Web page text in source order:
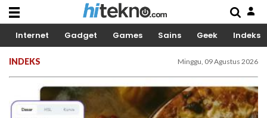
Internet Gadget Games Sains Geek Indeks
INDEKS Minggu, 09 Agustus 2026